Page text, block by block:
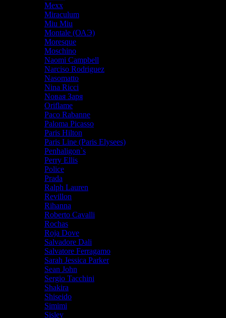
Mexx
Miraculum
Miu Miu
Montale (ОАЭ)
Moresque
Moschino
Naomi Campbell
Narciso Rodriguez
Nasomatto
Nina Ricci
Nовая Заря
Oriflame
Paco Rabanne
Paloma Picasso
Paris Hilton
Paris Line (Paris Elysees)
Penhaligon`s
Perry Ellis
Police
Prada
Ralph Lauren
Revillon
Rihanna
Roberto Cavalli
Rochas
Roja Dove
Salvadore Dali
Salvatore Ferragamo
Sarah Jessica Parker
Sean John
Sergio Tacchini
Shakira
Shiseido
Simimi
Sisley